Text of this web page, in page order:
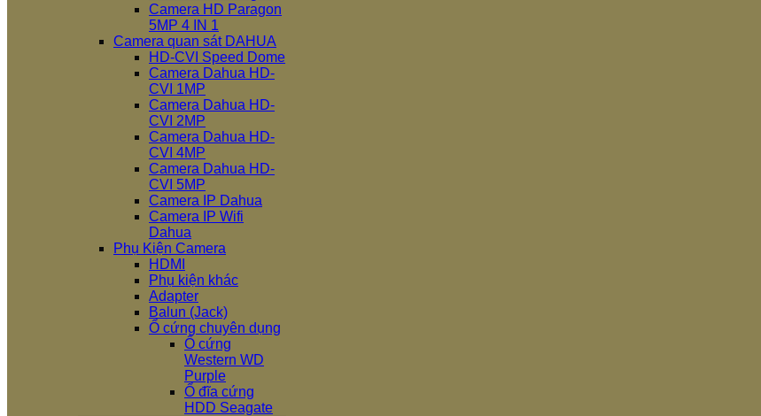
Camera HD Paragon
5MP 4 IN 1
Camera quan sát DAHUA
HD-CVI Speed Dome
Camera Dahua HD-
CVI 1MP
Camera Dahua HD-
CVI 2MP
Camera Dahua HD-
CVI 4MP
Camera Dahua HD-
CVI 5MP
Camera IP Dahua
Camera IP Wifi
Dahua
Phụ Kiện Camera
HDMI
Phụ kiện khác
Adapter
Balun (Jack)
Ổ cứng chuyên dụng
Ổ cứng
Western WD
Purple
Ổ đĩa cứng
HDD Seagate